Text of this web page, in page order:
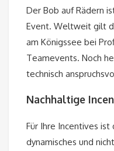
Der Bob auf Rädern
Event. Weltweit gilt
am Königssee bei
Teamevents. Noch
technisch
Nachhaltige
Für Ihre Incentives
dynamisches und